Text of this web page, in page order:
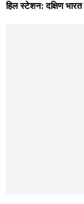
हिल स्टेशन: दक्षिण